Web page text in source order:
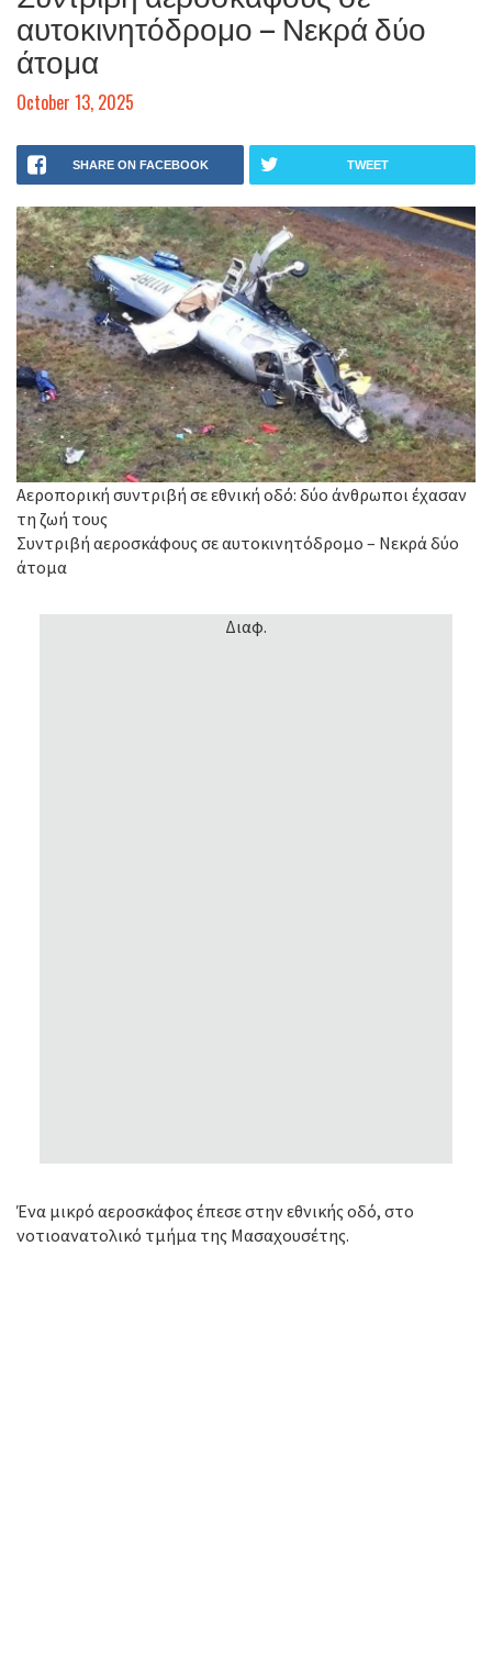
αυτοκινητόδρομο – Νεκρά δύο
άτομα
October 13, 2025
SHARE ON FACEBOOK TWEET
Αεροπορική συντριβή σε εθνική οδό: δύο άνθρωποι έχασαν
τη ζωή τους
Συντριβή αεροσκάφους σε αυτοκινητόδρομο – Νεκρά δύο
άτομα
Διαφ.
Ένα μικρό αεροσκάφος έπεσε στην εθνικής οδό, στο
νοτιοανατολικό τμήμα της Μασαχουσέτης.